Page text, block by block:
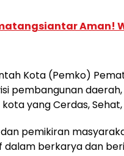
Aman!
Kota (Pemko)
pembangunan
yang Cerdas,
pemikiran
dalam berkarya dan